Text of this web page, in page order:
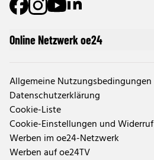
Online Netzwerk oe24
Allgemeine Nutzungsbedingungen
Datenschutzerklärung
Cookie-Liste
Cookie-Einstellungen und Widerruf
Werben im oe24-Netzwerk
Werben auf oe24TV